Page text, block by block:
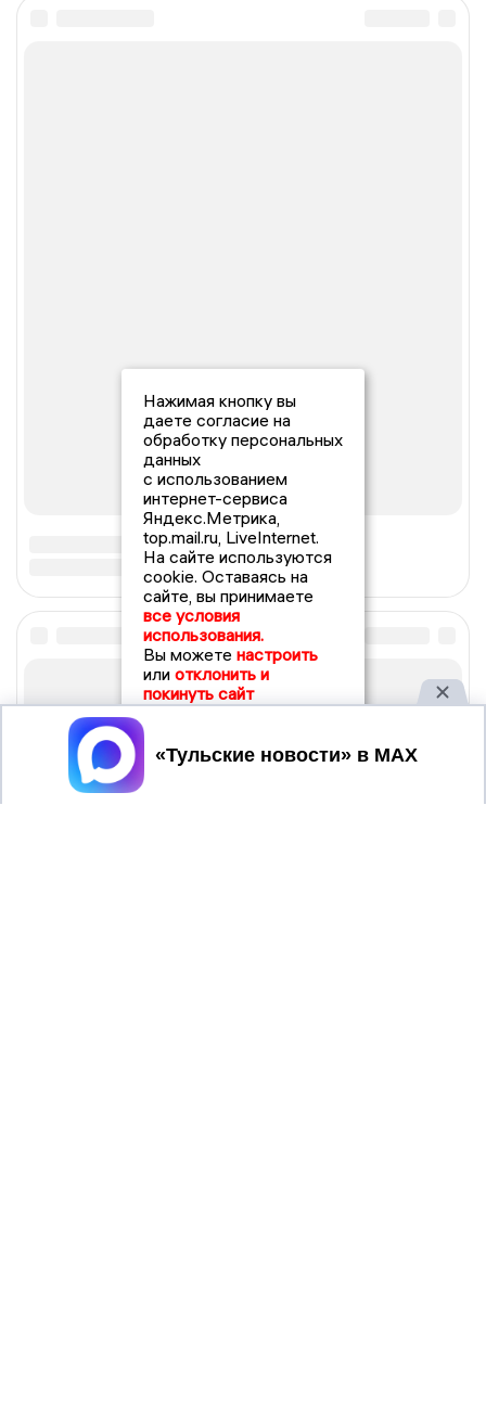
Нажимая кнопку вы
даете согласие на
обработку персональных
данных
с использованием
интернет-сервиса
Яндекс.Метрика,
top.mail.ru, LiveInternet.
На сайте используются
cookie. Оставаясь на
сайте, вы принимаете
все условия
использования.
Вы можете настроить
или отклонить и
покинуть сайт
Принять